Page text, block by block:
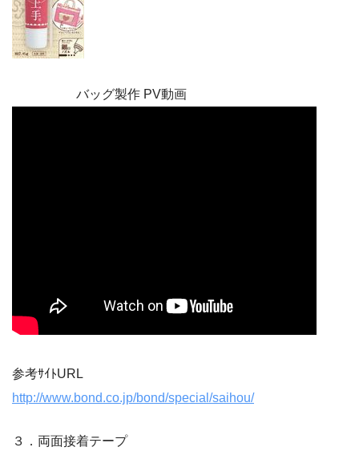
バッグ製作 PV動画
参考ｻｲﾄURL
http://www.bond.co.jp/bond/special/saihou/
３．両面接着テープ